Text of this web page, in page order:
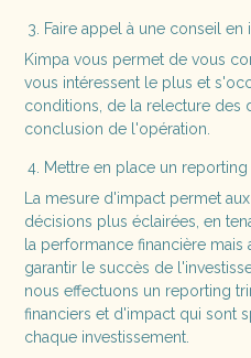
Faire appel à une conseil
Kimpa vous permet de vous
vous intéressent le plus et
conditions, de la relecture des
conclusion de l'opération.
Mettre en place un
La mesure d'impact permet
décisions plus éclairées, en
la performance financière
garantir le succès de
nous effectuons un reporting
financiers et d'impact qui sont
chaque investissement.